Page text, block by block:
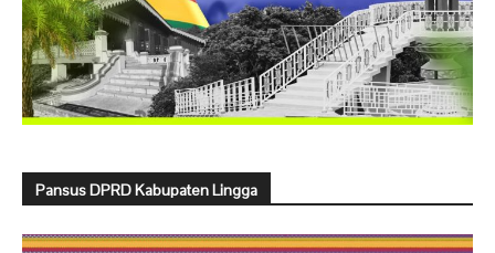
Pansus DPRD Kabupaten Lingga